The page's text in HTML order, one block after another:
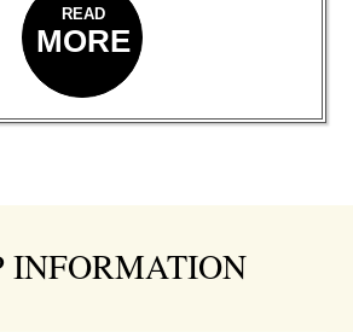
READ
MORE
INFORMATION